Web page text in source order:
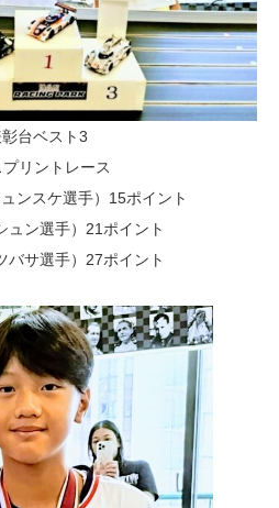
台ベスト3
リントレース
ンスケ選手）15ポイント
ュン選手）21ポイント
バサ選手）27ポイント